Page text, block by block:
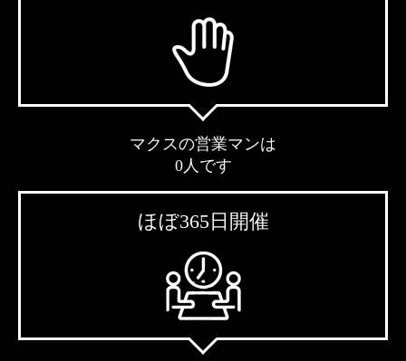
マクスの営業マンは
0人です
ほぼ365日開催